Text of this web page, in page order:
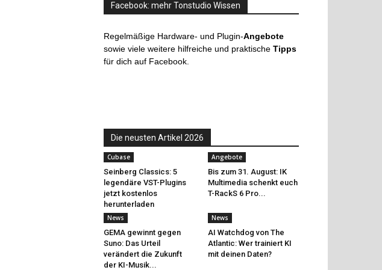
Facebook: mehr Tonstudio Wissen
Regelmäßige Hardware- und Plugin-Angebote
sowie viele weitere hilfreiche und praktische Tipps
für dich auf Facebook.
Die neusten Artikel 2026
Cubase
Seinberg Classics: 5
legendäre VST-Plugins
jetzt kostenlos
herunterladen
Angebote
Bis zum 31. August: IK
Multimedia schenkt euch
T-RackS 6 Pro...
News
GEMA gewinnt gegen
Suno: Das Urteil
verändert die Zukunft
der KI-Musik...
News
AI Watchdog von The
Atlantic: Wer trainiert KI
mit deinen Daten?